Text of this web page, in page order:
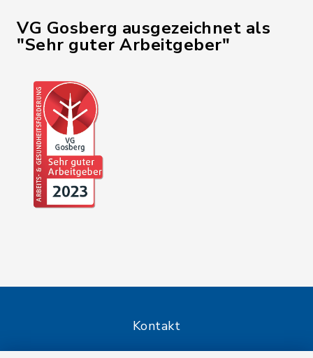
VG Gosberg ausgezeichnet als
"Sehr guter Arbeitgeber"
Kontakt